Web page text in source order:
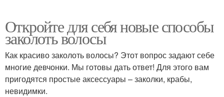
Откройте для себя новые способы
заколоть волосы
Как красиво заколоть волосы? Этот вопрос задают себе
многие девчонки. Мы готовы дать ответ! Для этого вам
пригодятся простые аксессуары – заколки, крабы,
невидимки.